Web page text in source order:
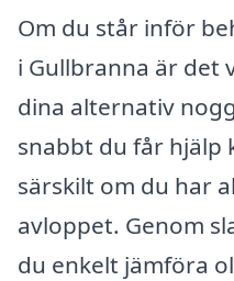
Om du står inför
i Gullbranna är det
dina alternativ
snabbt du får hjälp
särskilt om du har
avloppet. Genom
du enkelt jämföra